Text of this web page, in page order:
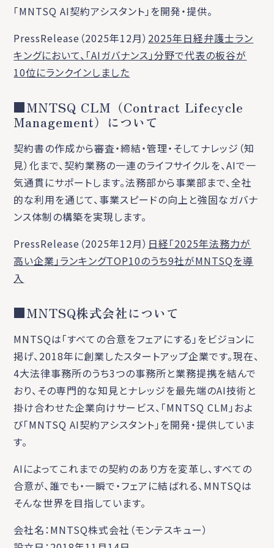
「MNTSQ AI契約アシスタント」を開発・提供。
PressRelease（2025年12月） 2025年日経弁護士ラン
キングにおいて、「AIガバナンス」分野で代表の板谷が
10位にランクインしました
■MNTSQ CLM（Contract Lifecycle
Management）について
契約書の作成から審査・締結・管理・そしてナレッジ（知
見）化まで、契約業務の一連のライフサイクルを、AIで一
気通貫にサポートします。法務部から事業部まで、全社
的な利用を通じて、事業スピードの向上と強固なガバナ
ンス体制の構築を実現します。
PressRelease（2025年12月） 日経「2025年法務力が
高い企業」ランキングTOP10のうち9社がMNTSQを導
入
■MNTSQ株式会社について
MNTSQは「すべての合意をフェアにする」をビジョンに
掲げ、2018年に創業したスタートアップ企業です。現在、
4大法律事務所のうち3つの事務所と業務提携を結んで
おり、その専門的な知見とナレッジを最先端のAI技術と
掛け合わせた企業向けサービス、「MNTSQ CLM」およ
び「MNTSQ AI契約アシスタント」を開発・提供していま
す。
AIによってこれまでの契約のあり方を変革し、すべての
合意が、誰でも・一瞬で・フェアに結ばれる、MNTSQは
そんな世界を目指しています。
会社名：MNTSQ株式会社（モンテスキュー）